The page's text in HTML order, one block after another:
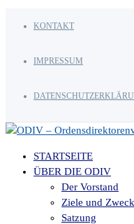
KONTAKT
IMPRESSUM
STARTSEITE
ÜBER DIE ODIV
Der Vorstand
Ziele und Zweck
Satzung